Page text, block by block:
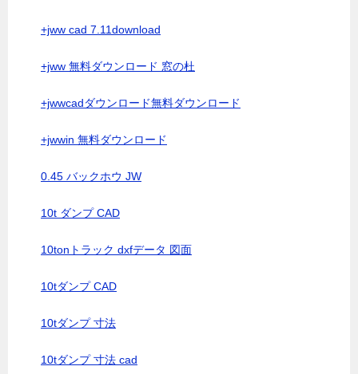
+jww cad 7.11download
+jww 無料ダウンロード 窓の杜
+jwwcadダウンロード無料ダウンロード
+jwwin 無料ダウンロード
0.45 バックホウ JW
10t ダンプ CAD
10tonトラック dxfデータ 図面
10tダンプ CAD
10tダンプ 寸法
10tダンプ 寸法 cad